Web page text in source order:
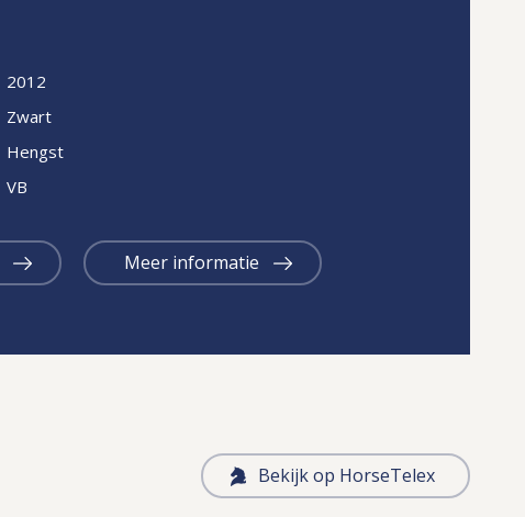
2012
Zwart
Hengst
VB
Meer informatie
Bekijk op HorseTelex